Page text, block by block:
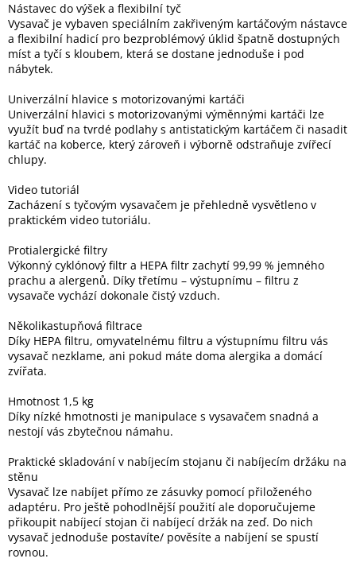
Nástavec do výšek a flexibilní tyč
Vysavač je vybaven speciálním zakřiveným kartáčovým nástavce
a flexibilní hadicí pro bezproblémový úklid špatně dostupných
míst a tyčí s kloubem, která se dostane jednoduše i pod
nábytek.
Univerzální hlavice s motorizovanými kartáči
Univerzální hlavici s motorizovanými výměnnými kartáči lze
využít buď na tvrdé podlahy s antistatickým kartáčem či nasadit
kartáč na koberce, který zároveň i výborně odstraňuje zvířecí
chlupy.
Video tutoriál
Zacházení s tyčovým vysavačem je přehledně vysvětleno v
praktickém video tutoriálu.
Protialergické filtry
Výkonný cyklónový filtr a HEPA filtr zachytí 99,99 % jemného
prachu a alergenů. Díky třetímu – výstupnímu – filtru z
vysavače vychází dokonale čistý vzduch.
Několikastupňová filtrace
Díky HEPA filtru, omyvatelnému filtru a výstupnímu filtru vás
vysavač nezklame, ani pokud máte doma alergika a domácí
zvířata.
Hmotnost 1,5 kg
Díky nízké hmotnosti je manipulace s vysavačem snadná a
nestojí vás zbytečnou námahu.
Praktické skladování v nabíjecím stojanu či nabíjecím držáku na
stěnu
Vysavač lze nabíjet přímo ze zásuvky pomocí přiloženého
adaptéru. Pro ještě pohodlnější použití ale doporučujeme
přikoupit nabíjecí stojan či nabíjecí držák na zeď. Do nich
vysavač jednoduše postavíte/ pověsíte a nabíjení se spustí
rovnou.